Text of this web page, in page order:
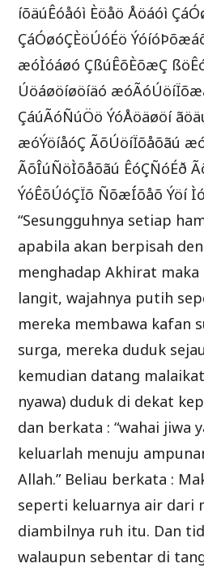
íõäúÊóåóì Èöåö Åöáóì
ÇáÓøóÇÈöÚóÉö
æóÌóáøó ÇßúÊõÈõæÇ
Úöáøöíøöíäó
ÇáúÃóÑúÖö ÝóÅöäøöí
æóÝöíåóÇ ÃõÚöíÏõåõãú
ÃõÎúÑöÌõåõãú ÊóÇÑóÉð
ÝóÊõÚóÇÏõ ÑõæÍõåõ Ýöí
“Sesungguhnya setiap
apabila akan berpisah
menghadap Akhirat
langit, wajahnya putih
mereka membawa kafan
surga, mereka duduk
kemudian datang
nyawa) duduk di dekat
dan berkata : “wahai jiwa
keluarlah menuju
Allah.” Beliau berkata :
seperti keluarnya air dari
diambilnya ruh itu. Dan
walaupun sebentar di